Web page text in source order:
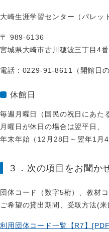
大崎生涯学習センター（パレッ
〒 989-6136
宮城県大崎市古川穂波三丁目4
電話：0229-91-8611（開館日の
休館日
毎週月曜日（国民の祝日にあた
月曜日が休日の場合は翌平日、
年末年始（12月28日～翌年1月4
３．次の項目をお聞か
団体コード（数字5桁）、教材
ご希望の貸出期間、受取方法(
利用団体コード一覧【R7】